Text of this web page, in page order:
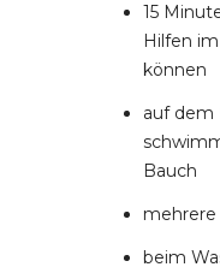
15
Hilfen
können
auf dem
Bauch
mehrere
beim